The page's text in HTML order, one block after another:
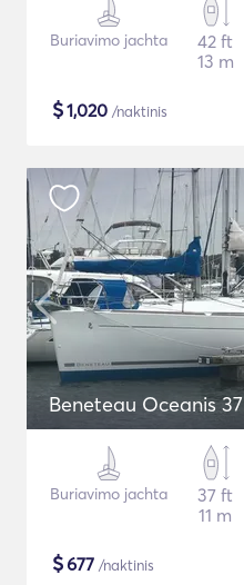
Buriavimo jachta
42 ft
13 m
$1,020 /naktinis
Beneteau Oceanis 37
Buriavimo jachta
37 ft
11 m
$677 /naktinis